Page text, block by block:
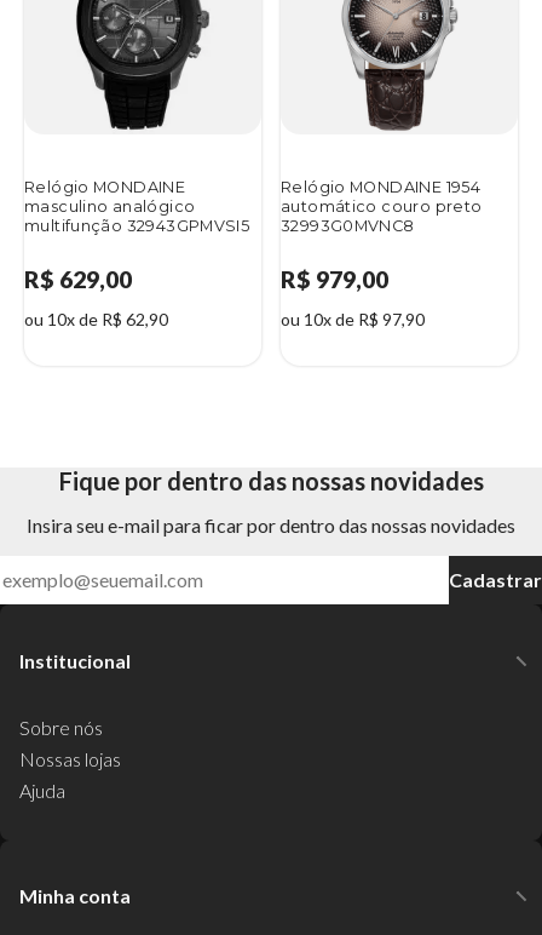
Relógio MONDAINE
masculino analógico
multifunção 32943GPMVSI5
R$ 629,00
ou 10x de R$ 62,90
Relógio MONDAINE 1954
automático couro preto
32993G0MVNC8
R$ 979,00
ou 10x de R$ 97,90
Fique por dentro das nossas novidades
Insira seu e-mail para ficar por dentro das nossas novidades
Cadastrar
Institucional
Sobre nós
Nossas lojas
Ajuda
Minha conta